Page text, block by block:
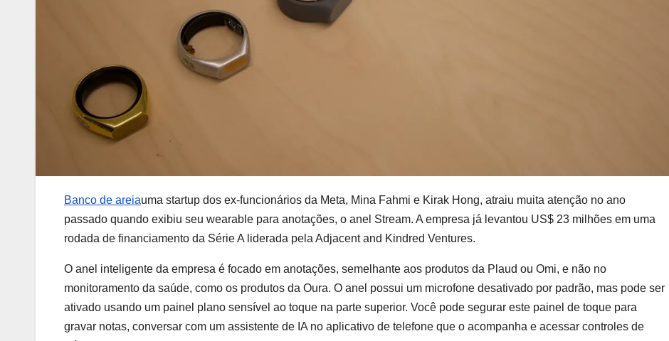
Banco de areiauma startup dos ex-funcionários da Meta, Mina Fahmi e Kirak Hong, atraiu muita atenção no ano
passado quando exibiu seu wearable para anotações, o anel Stream. A empresa já levantou US$ 23 milhões em uma
rodada de financiamento da Série A liderada pela Adjacent and Kindred Ventures.
O anel inteligente da empresa é focado em anotações, semelhante aos produtos da Plaud ou Omi, e não no
monitoramento da saúde, como os produtos da Oura. O anel possui um microfone desativado por padrão, mas pode ser
ativado usando um painel plano sensível ao toque na parte superior. Você pode segurar este painel de toque para
gravar notas, conversar com um assistente de IA no aplicativo de telefone que o acompanha e acessar controles de